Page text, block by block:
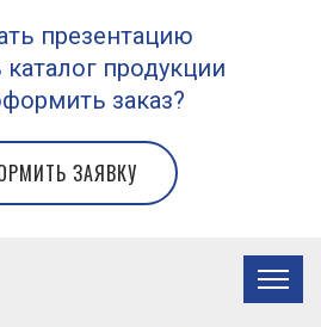
презентацию
каталог продукции
заказ?
ЗАЯВКУ